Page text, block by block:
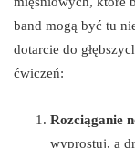
band mogą być tu
dotarcie do
ćwiczeń:
Rozciąganie
wyprostuj, a